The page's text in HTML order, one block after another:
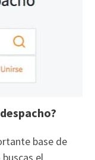
base de